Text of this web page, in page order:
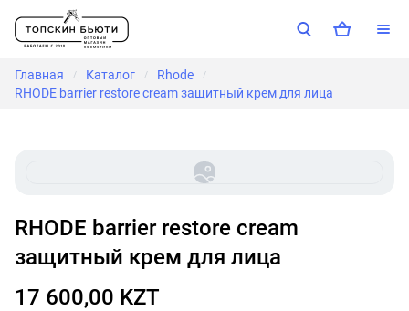
Главная / Каталог / Rhode /
RHODE barrier restore cream защитный крем для лица
RHODE barrier restore cream
защитный крем для лица
17 600,00 KZT